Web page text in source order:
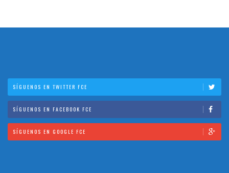
SÍGUENOS EN TWITTER FCE
SÍGUENOS EN FACEBOOK FCE
SÍGUENOS EN GOOGLE FCE